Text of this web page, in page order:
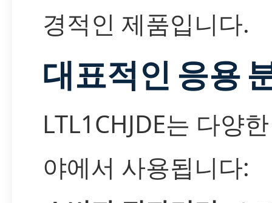
경적인 제품입니다.
대표적인 응용
LTL1CHJDE는 다양
야에서 사용됩니다: